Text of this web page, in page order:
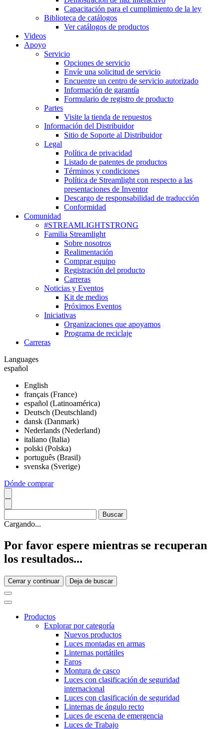
Capacitación para el cumplimiento de la ley
Biblioteca de catálogos
Ver catálogos de productos
Videos
Apoyo
Servicio
Opciones de servicio
Envíe una solicitud de servicio
Encuentre un centro de servicio autorizado
Información de garantía
Formulario de registro de producto
Partes
Visite la tienda de repuestos
Información del Distribuidor
Sitio de Soporte al Distribuidor
Legal
Política de privacidad
Listado de patentes de productos
Términos y condiciones
Política de Streamlight con respecto a las
presentaciones de Inventor
Descargo de responsabilidad de traducción
Conformidad
Comunidad
#STREAMLIGHTSTRONG
Familia Streamlight
Sobre nosotros
Realimentación
Comprar equipo
Registración del producto
Carreras
Noticias y Eventos
Kit de medios
Próximos Eventos
Iniciativas
Organizaciones que apoyamos
Programa de reciclaje
Carreras
Languages
español
English
français (France)
español (Latinoamérica)
Deutsch (Deutschland)
dansk (Danmark)
Nederlands (Nederland)
italiano (Italia)
polski (Polska)
português (Brasil)
svenska (Sverige)
Dónde comprar
Cargando...
Por favor espere mientras se recuperan
los resultados...
Cerrar y continuar Deja de buscar
Productos
Explorar por categoría
Nuevos productos
Luces montadas en armas
Linternas portátiles
Faros
Montura de casco
Luces con clasificación de seguridad
internacional
Luces con clasificación de seguridad
Linternas de ángulo recto
Luces de escena de emergencia
Luces de Trabajo